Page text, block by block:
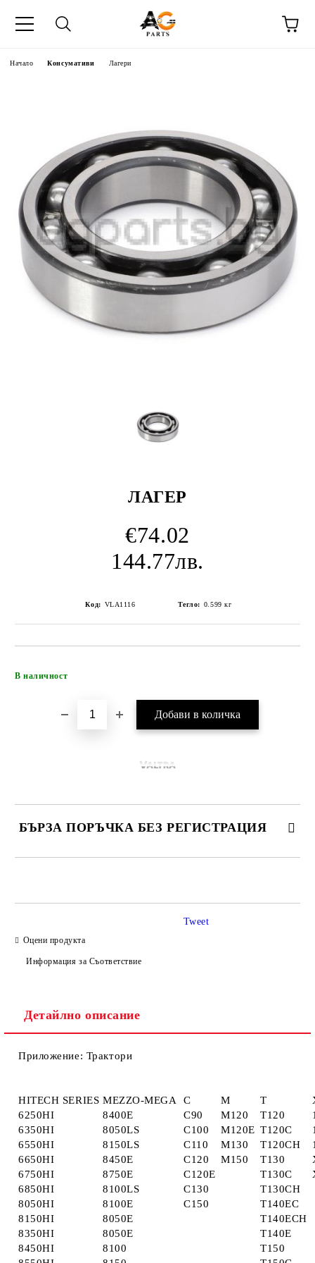
Начало Консумативи Лагери
ЛАГЕР
€74.02
144.77лв.
Код: VLA1116 Тегло: 0.599 кг
В наличност
БЪРЗА ПОРЪЧКА БЕЗ РЕГИСТРАЦИЯ
Оцени продукта
Информация за Съответствие
Tweet
Детайлно описание
Приложение: Трактори
HITECH SERIES MEZZO-MEGA C M T
6250HI
8400E C90 M120 T120
6350HI
8050LS C100 M120E T120C
6550HI
8150LS C110 M130 T120CH
6650HI
8450E C120 M150 T130
6750HI
8750E C120E T130C
6850HI
8100LS C130
T130CH
8050HI
8100E C150
T140EC
8150HI
8050E
T140ECH
8350HI
8050E
T140E
8450HI
8100
T150